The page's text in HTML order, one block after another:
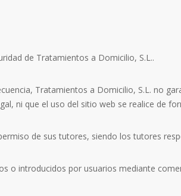
de Tratamientos a Domicilio, S.L..
Tratamientos a Domicilio, S.L. no
ni que el uso del sitio web se realice de
de sus tutores, siendo los tutores
o introducidos por usuarios mediante